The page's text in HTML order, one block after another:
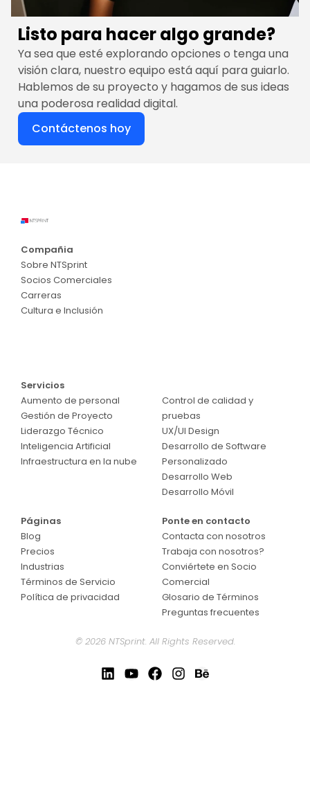
Listo para hacer algo grande?
Ya sea que esté explorando opciones o tenga una
visión clara, nuestro equipo está aquí para guiarlo.
Hablemos de su proyecto y hagamos de sus ideas
una poderosa realidad digital.
Contáctenos hoy
Compañia
Sobre NTSprint
Socios Comerciales
Carreras
Cultura e Inclusión
Servicios
Aumento de personal
Gestión de Proyecto
Liderazgo Técnico
Inteligencia Artificial
Infraestructura en la nube
Control de calidad y
pruebas
UX/UI Design
Desarrollo de Software
Personalizado
Desarrollo Web
Desarrollo Móvil
Páginas
Blog
Precios
Industrias
Términos de Servicio
Política de privacidad
Ponte en contacto
Contacta con nosotros
Trabaja con nosotros?
Conviértete en Socio
Comercial
Glosario de Términos
Preguntas frecuentes
© 2026 NTSprint. All Rights Reserved.